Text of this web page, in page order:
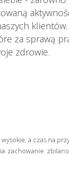
za sprawą
zdrowie.
a czas na